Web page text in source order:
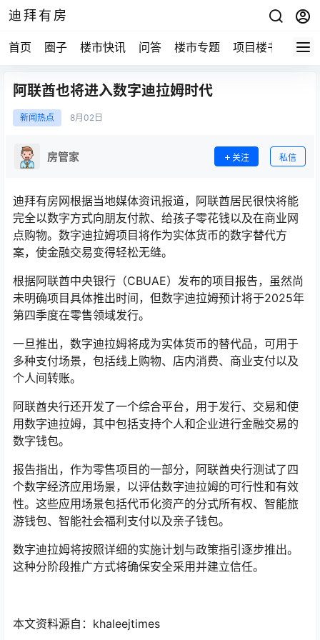
迪拜有房
首页 圈子 楼市快讯 问答 楼市专题 项目楼书
阿联酋也将进入数字迪拉姆时代
新闻热点 8月 02日
房管家 关注 私信
迪拜有房网根据当地媒体资讯报道，阿联酋居民很快将能
完全以数字方式向朋友付款、给孩子零花钱以及在商业网
点购物。 数字迪拉姆项目将作为实体货币的数字替代方
案，使金融交易变得轻松无缝。
根据阿联酋中央银行（CBUAE）发布的项目报告，虽然尚
未明确项目具体推出时间，但数字迪拉姆预计将于2025年
第四季度在零售领域发行。
一旦推出，数字迪拉姆将成为实体货币的替代品，可用于
多种支付场景，包括线上购物、店内消费、商业支付以及
个人间转账。
阿联酋央行还开发了一个综合平台，用于发行、交易和使
用数字迪拉姆，其中包括支持个人和企业进行金融交易的
数字钱包。
报告指出，作为零售项目的一部分，阿联酋央行测试了四
个数字经济应用场景，以评估数字迪拉姆的可行性和有效
性。这些应用场景包括代币化资产的分式所有权、智能旅
游钱包、智能社会福利支付以及亲子钱包。
数字迪拉姆将按照详细的实施计划与政策指引逐步推出。
这种分阶段推广方式将确保安全采用并建立信任。
本文资料源自：khaleejtimes